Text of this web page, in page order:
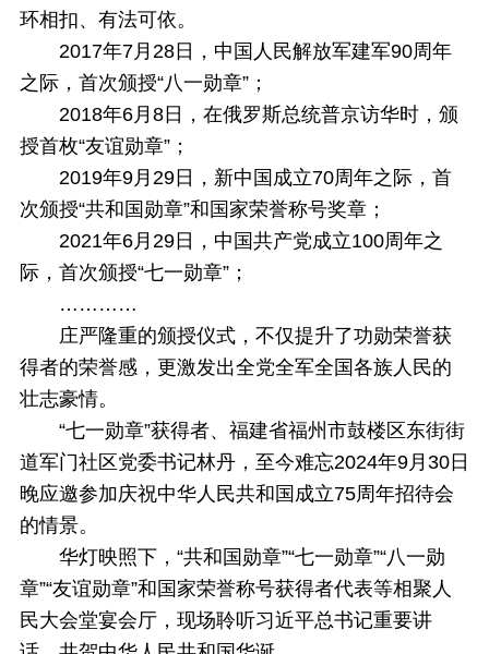
环相扣、有法可依。
2017年7月28日，中国人民解放军建军90周年
之际，首次颁授“八一勋章”；
2018年6月8日，在俄罗斯总统普京访华时，颁
授首枚“友谊勋章”；
2019年9月29日，新中国成立70周年之际，首
次颁授“共和国勋章”和国家荣誉称号奖章；
2021年6月29日，中国共产党成立100周年之
际，首次颁授“七一勋章”；
…………
庄严隆重的颁授仪式，不仅提升了功勋荣誉获
得者的荣誉感，更激发出全党全军全国各族人民的
壮志豪情。
“七一勋章”获得者、福建省福州市鼓楼区东街街
道军门社区党委书记林丹，至今难忘2024年9月30日
晚应邀参加庆祝中华人民共和国成立75周年招待会
的情景。
华灯映照下，“共和国勋章”“七一勋章”“八一勋
章”“友谊勋章”和国家荣誉称号获得者代表等相聚人
民大会堂宴会厅，现场聆听习近平总书记重要讲